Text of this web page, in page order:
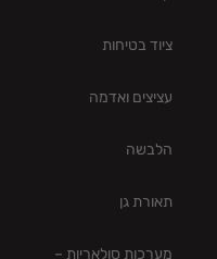
בטיחות
ואדמה